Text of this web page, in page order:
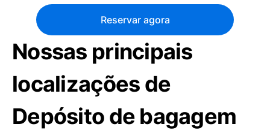
Reservar agora
Nossas principais
localizações de
Depósito de bagagem